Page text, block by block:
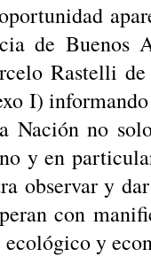
de Buenos
Rastelli
I)
Nación no
y en
observar y
con
y